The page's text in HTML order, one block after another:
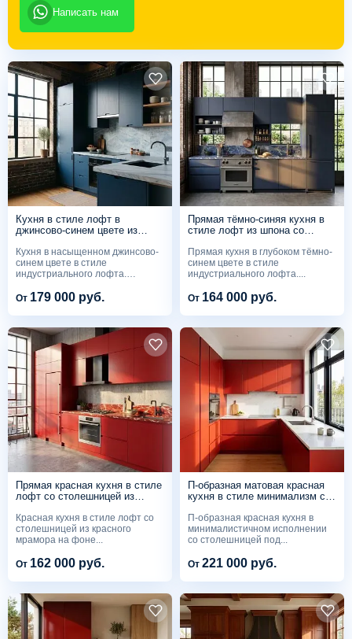
Написать нам
Кухня в стиле лофт в
джинсово-синем цвете из
голубого кварцита
Кухня в насыщенном джинсово-
синем цвете в стиле
индустриального лофта.
От 179 000 руб.
Прямая тёмно-синяя кухня в
стиле лофт из шпона со
кварцита
Прямая кухня в глубоком тёмно-
синем цвете в стиле
индустриального лофта....
От 164 000 руб.
Прямая красная кухня в стиле
лофт со столешницей из
Красная кухня в стиле лофт со
столешницей из красного
мрамора на фоне...
От 162 000 руб.
П-образная матовая красная
кухня в стиле минимализм со
мрамор
П-образная красная кухня в
минималистичном исполнении
со столешницей под...
От 221 000 руб.